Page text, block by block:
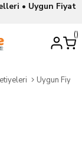
• Uygun Fiyat
Uygun